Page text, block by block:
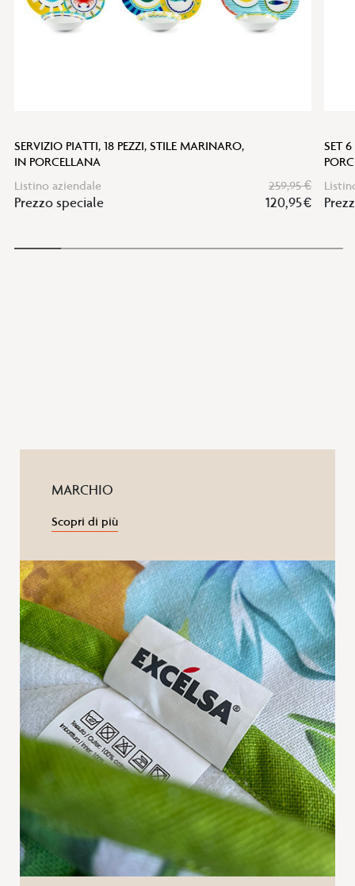
SERVIZIO PIATTI, 18 PEZZI, STILE MARINARO,
IN PORCELLANA
Listino aziendale
259,95 €
Prezzo speciale 120,95 €
SET
MARCHIO
Scopri di più